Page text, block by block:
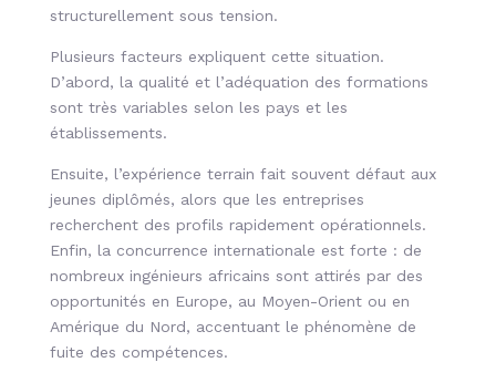
structurellement sous tension.
Plusieurs facteurs expliquent cette situation.
D’abord, la qualité et l’adéquation des formations
sont très variables selon les pays et les
établissements.
Ensuite, l’expérience terrain fait souvent défaut aux
jeunes diplômés, alors que les entreprises
recherchent des profils rapidement opérationnels.
Enfin, la concurrence internationale est forte : de
nombreux ingénieurs africains sont attirés par des
opportunités en Europe, au Moyen-Orient ou en
Amérique du Nord, accentuant le phénomène de
fuite des compétences.